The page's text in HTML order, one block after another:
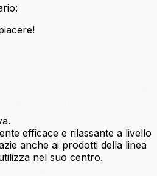
efficace e rilassante a livello
anche ai prodotti della linea
nel suo centro.